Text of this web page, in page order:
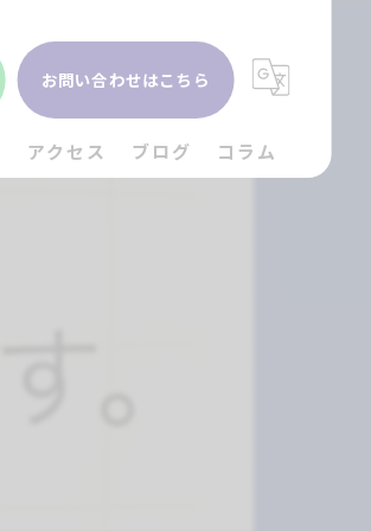
お問い合わせはこちら
アクセス ブログ コラム